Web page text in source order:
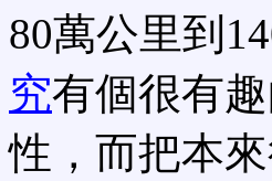
80萬公里到
究有個很有
性，而把本